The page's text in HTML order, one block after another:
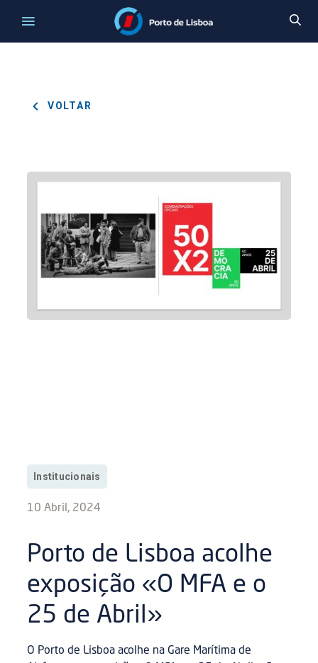
VOLTAR
Institucionais
10 Abril, 2024
Porto de Lisboa acolhe
exposição «O MFA e o
25 de Abril»
O Porto de Lisboa acolhe na Gare Marítima de